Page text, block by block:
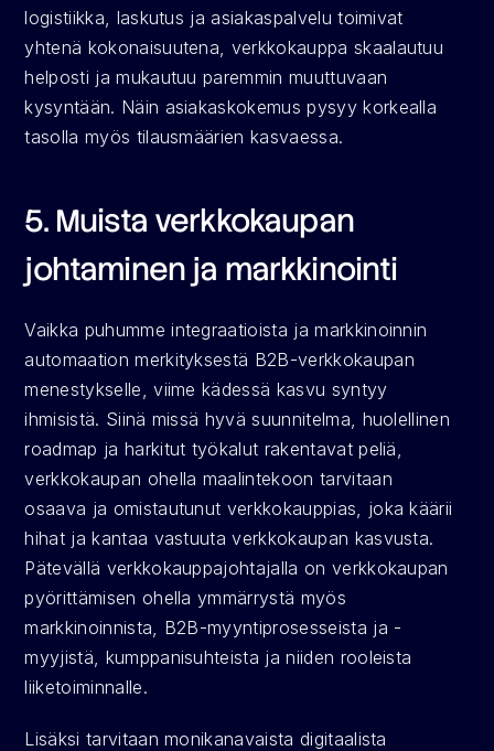
logistiikka, laskutus ja asiakaspalvelu toimivat
yhtenä kokonaisuutena, verkkokauppa skaalautuu
helposti ja mukautuu paremmin muuttuvaan
kysyntään. Näin asiakaskokemus pysyy korkealla
tasolla myös tilausmäärien kasvaessa.
5. Muista verkkokaupan
johtaminen ja markkinointi
Vaikka puhumme integraatioista ja markkinoinnin
automaation merkityksestä B2B-verkkokaupan
menestykselle, viime kädessä kasvu syntyy
ihmisistä. Siinä missä hyvä suunnitelma, huolellinen
roadmap ja harkitut työkalut rakentavat peliä,
verkkokaupan ohella maalintekoon tarvitaan
osaava ja omistautunut verkkokauppias, joka käärii
hihat ja kantaa vastuuta verkkokaupan kasvusta.
Pätevällä verkkokauppajohtajalla on verkkokaupan
pyörittämisen ohella ymmärrystä myös
markkinoinnista, B2B-myyntiprosesseista ja -
myyjistä, kumppanisuhteista ja niiden rooleista
liiketoiminnalle.
Lisäksi tarvitaan monikanavaista digitaalista